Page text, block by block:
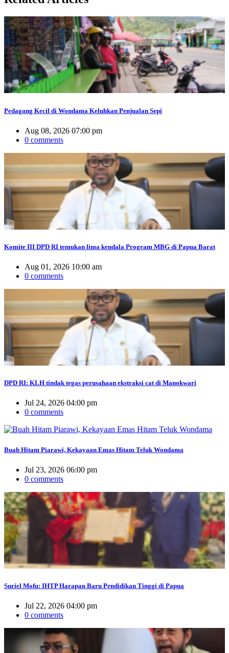
Pedagang Kecil di Wondama Keluhkan Penjualan Sepi
Aug 08, 2026 07:00 pm
0 comments
Komite III DPD RI temukan lima kendala Program MBG di Papua Barat
Aug 01, 2026 10:00 am
0 comments
DPD RI: KLH tindak tegas perusahaan ekstraksi cat di Manokwari
Jul 24, 2026 04:00 pm
0 comments
Buah Hitam Piarawi, Kekayaan Emas Hitam Teluk Wondama
Jul 23, 2026 06:00 pm
0 comments
Suriel Mofu: IHTP Harapan Baru Pendidikan Tinggi di Papua
Jul 22, 2026 04:00 pm
0 comments